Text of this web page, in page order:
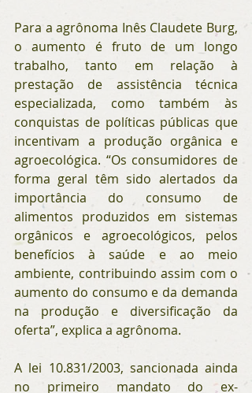
Para a agrônoma Inês Claudete Burg,
o aumento é fruto de um longo
trabalho, tanto em relação à
prestação de assistência técnica
especializada, como também às
conquistas de políticas públicas que
incentivam a produção orgânica e
agroecológica. “Os consumidores de
forma geral têm sido alertados da
importância do consumo de
alimentos produzidos em sistemas
orgânicos e agroecológicos, pelos
benefícios à saúde e ao meio
ambiente, contribuindo assim com o
aumento do consumo e da demanda
na produção e diversificação da
oferta”, explica a agrônoma.
A lei 10.831/2003, sancionada ainda
no primeiro mandato do ex-